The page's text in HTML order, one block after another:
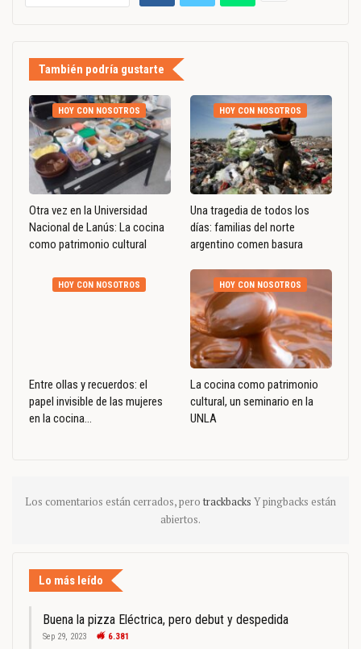
También podría gustarte
HOY CON NOSOTROS
Otra vez en la Universidad
Nacional de Lanús: La cocina
como patrimonio cultural
HOY CON NOSOTROS
Una tragedia de todos los
días: familias del norte
argentino comen basura
HOY CON NOSOTROS
Entre ollas y recuerdos: el
papel invisible de las mujeres
en la cocina…
HOY CON NOSOTROS
La cocina como patrimonio
cultural, un seminario en la
UNLA
Los comentarios están cerrados, pero trackbacks Y pingbacks están
abiertos.
Lo más leído
Buena la pizza Eléctrica, pero debut y despedida
Sep 29, 2023 6.381